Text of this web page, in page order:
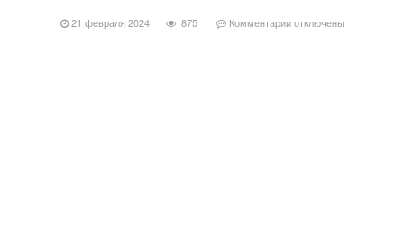
21 февраля 2024 875 Комментарииотключены